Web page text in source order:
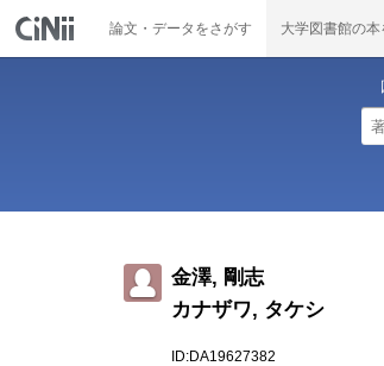
論文・データをさがす 大学図書館の本
金澤, 剛志
カナザワ, タケシ
ID:DA19627382